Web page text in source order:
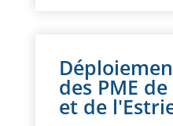
des PME
et de